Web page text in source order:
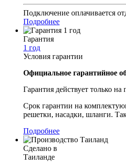
Подключение оплачивается
Подробнее
Гарантия
1 год
Условия гарантии
Официальное гарантийное
Гарантия действует только
Срок гарантии на
решетки, насадки, шланги.
Подробнее
Сделано в
Таиланде